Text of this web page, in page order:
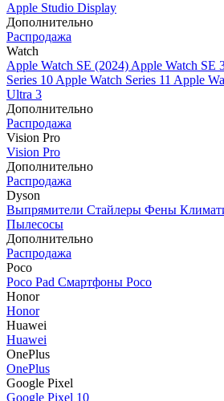
Apple Studio Display
Дополнительно
Распродажа
Watch
Apple Watch SE (2024) Apple Watch SE
Series 10 Apple Watch Series 11 Apple
Ultra 3
Дополнительно
Распродажа
Vision Pro
Vision Pro
Дополнительно
Распродажа
Dyson
Выпрямители Стайлеры Фены
Пылесосы
Дополнительно
Распродажа
Poco
Poco Pad Смартфоны Poco
Honor
Honor
Huawei
Huawei
OnePlus
OnePlus
Google Pixel
Google Pixel 10